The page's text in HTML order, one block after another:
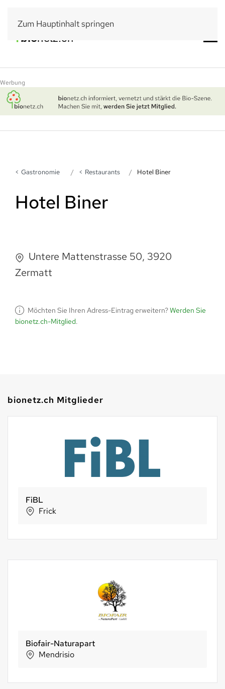
Zum Hauptinhalt springen
Werbung
Gastronomie Restaurants Hotel Biner
Hotel Biner
Untere Mattenstrasse 50, 3920
Zermatt
Möchten Sie Ihren Adress-Eintrag erweitern?Werden Sie
bionetz.ch-Mitglied.
bionetz.ch Mitglieder
FiBL
Frick
Biofair-Naturapart
Mendrisio